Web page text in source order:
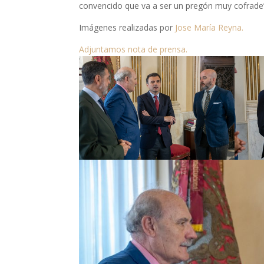
convencido que va a ser un pregón muy
Imágenes realizadas por Jose María Reyna.
Adjuntamos nota de prensa.